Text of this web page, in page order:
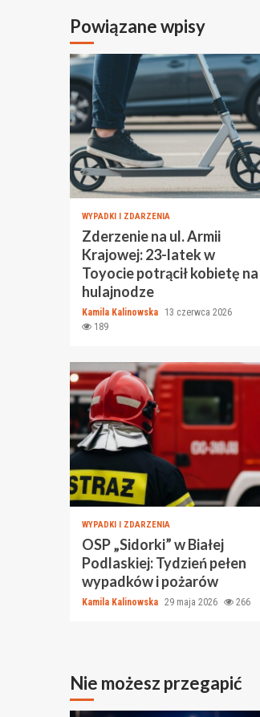
Powiązane wpisy
WYPADKI I ZDARZENIA
Zderzenie na ul. Armii
Krajowej: 23-latek w
Toyocie potrącił kobietę na
hulajnodze
Kamila Kalinowska
13 czerwca 2026
189
WYPADKI I ZDARZENIA
OSP „Sidorki” w Białej
Podlaskiej: Tydzień pełen
wypadków i pożarów
Kamila Kalinowska 29 maja 2026 266
Nie możesz przegapić